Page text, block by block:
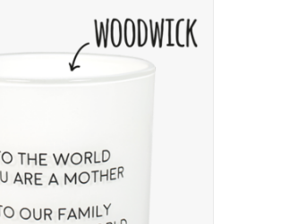
& Bedankjes